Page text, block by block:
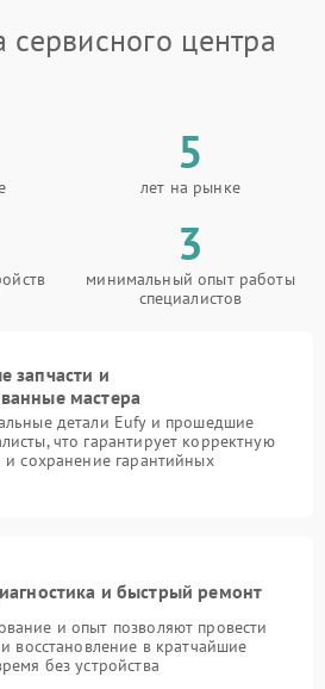
центра
5
лет на рынке
3
минимальный опыт работы
специалистов
запчасти и
мастера
детали Eufy и прошедшие
что гарантирует корректную
и сохранение гарантийных
и быстрый ремонт
и опыт позволяют провести
восстановление в кратчайшие
без устройства